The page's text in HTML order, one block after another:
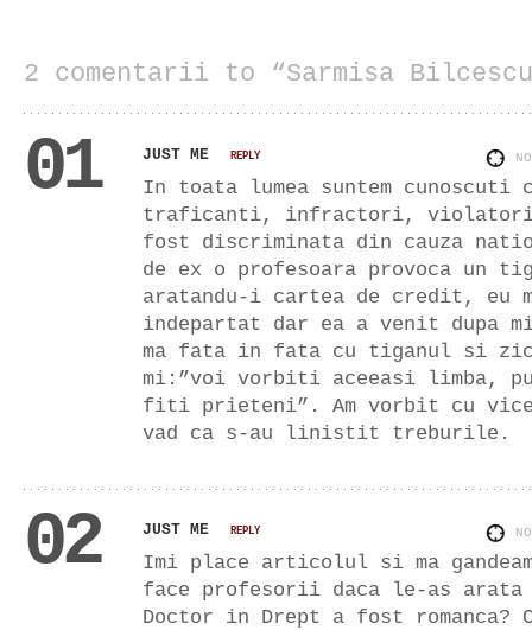
2 comentarii to “Sarmisa
01 JUST ME REPLY
In toata lumea suntem cunoscuti
traficanti, infractori,
fost discriminata din cauza
de ex o profesoara provoca un
aratandu-i cartea de credit, eu
indepartat dar ea a venit dupa
ma fata in fata cu tiganul si
mi:”voi vorbiti aceeasi limba,
fiti prieteni”. Am vorbit cu
vad ca s-au linistit treburile.
02 JUST ME REPLY
Imi place articolul si ma
face profesorii daca le-as arata
Doctor in Drept a fost romanca?